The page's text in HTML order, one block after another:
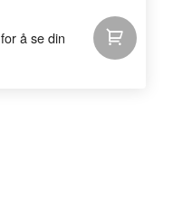
for å se din